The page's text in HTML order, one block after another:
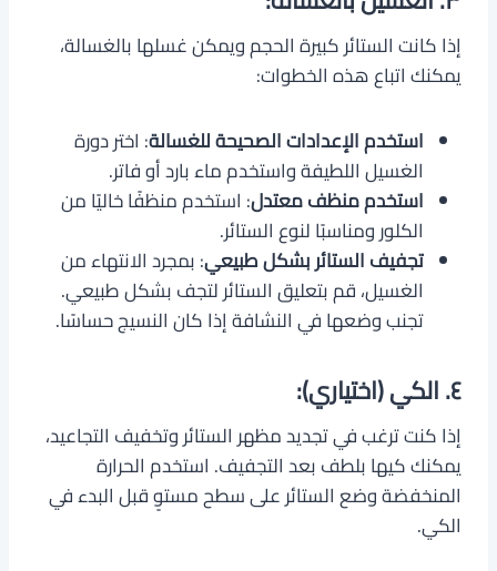
إذا كانت الستائر كبيرة الحجم ويمكن غسلها بالغسالة،
يمكنك اتباع هذه الخطوات:
استخدم الإعدادات الصحيحة للغسالة: اختر دورة
الغسيل اللطيفة واستخدم ماء بارد أو فاتر.
استخدم منظف معتدل: استخدم منظفًا خاليًا من
الكلور ومناسبًا لنوع الستائر.
تجفيف الستائر بشكل طبيعي: بمجرد الانتهاء من
الغسيل، قم بتعليق الستائر لتجف بشكل طبيعي.
تجنب وضعها في النشافة إذا كان النسيج حساسًا.
٤. الكي (اختياري):
إذا كنت ترغب في تجديد مظهر الستائر وتخفيف التجاعيد،
يمكنك كيها بلطف بعد التجفيف. استخدم الحرارة
المنخفضة وضع الستائر على سطح مستوٍ قبل البدء في
الكي.